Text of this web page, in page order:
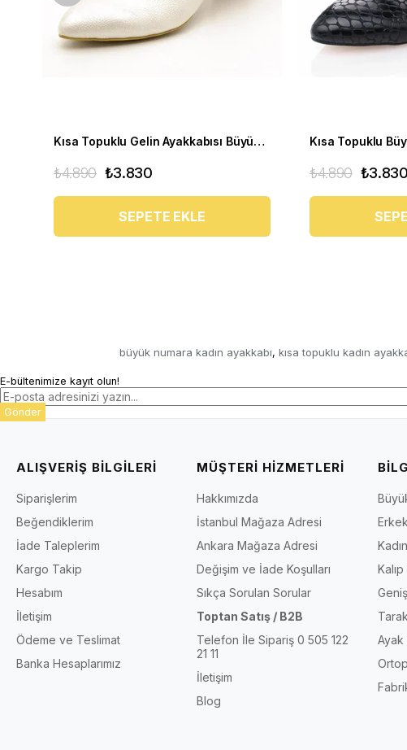
Kısa Topuklu Gelin Ayakkabısı Büyük Numara 1023 Sedef - 1023 51012 SE-SEDEF
₺3.830
₺4.890
SEPETE EKLE
₺3.830
₺4.890
büyük numara kadın ayakkabı, kısa topuklu kadın
E-bültenimize kayıt olun!
Gönder
ALIŞVERİŞ BİLGİLERİ
Siparişlerim
Beğendiklerim
İade Taleplerim
Kargo Takip
Hesabım
İletişim
Ödeme ve Teslimat
Banka Hesaplarımız
MÜŞTERİ HİZMETLERİ
Hakkımızda
İstanbul Mağaza Adresi
Ankara Mağaza Adresi
Değişim ve İade Koşulları
Sıkça Sorulan Sorular
Toptan Satış / B2B
Telefon İle Sipariş 0 505 122
21 11
İletişim
Blog
Ayak